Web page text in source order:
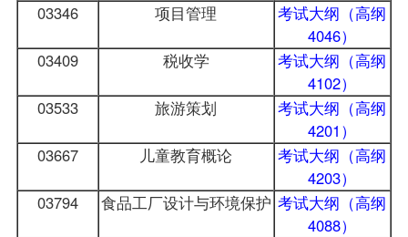
03346
项目管理
考试大纲（高纲
4046）
03409
税收学
考试大纲（高纲
4102）
03533
旅游策划
考试大纲（高纲
4201）
03667
儿童教育概论
考试大纲（高纲
4203）
03794
食品工厂设计与环境保护 考试大纲（高纲
4088）